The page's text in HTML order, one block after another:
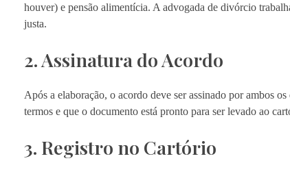
houver) e pensão alimentícia. A advogada de divórcio
justa.
2. Assinatura do Acordo
Após a elaboração, o acordo deve ser assinado por ambos
termos e que o documento está pronto para ser levado ao
3. Registro no Cartório